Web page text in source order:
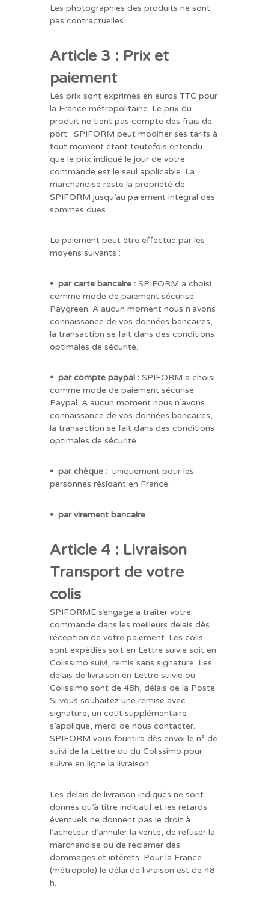
Les photographies des produits ne sont
pas contractuelles.
Article 3 : Prix et
paiement
Les prix sont exprimés en euros TTC pour
la France métropolitaine. Le prix du
produit ne tient pas compte des frais de
port. SPIFORM peut modifier ses tarifs à
tout moment étant toutefois entendu
que le prix indiqué le jour de votre
commande est le seul applicable. La
marchandise reste la propriété de
SPIFORM jusqu’au paiement intégral des
sommes dues.
Le paiement peut être effectué par les
moyens suivants :
• par carte bancaire :SPIFORM a choisi
comme mode de paiement sécurisé
Paygreen. A aucun moment nous n’avons
connaissance de vos données bancaires,
la transaction se fait dans des conditions
optimales de sécurité.
• par compte paypal :SPIFORM a choisi
comme mode de paiement sécurisé
Paypal. A aucun moment nous n’avons
connaissance de vos données bancaires,
la transaction se fait dans des conditions
optimales de sécurité.
• par chèque : uniquement pour les
personnes résidant en France.
• par virement bancaire
Article 4 : Livraison
Transport de votre
colis
SPIFORME s’engage à traiter votre
commande dans les meilleurs délais dès
réception de votre paiement. Les colis
sont expédiés soit en Lettre suivie soit en
Colissimo suivi, remis sans signature. Les
délais de livraison en Lettre suivie ou
Colissimo sont de 48h, délais de la Poste.
Si vous souhaitez une remise avec
signature, un coût supplémentaire
s’applique, merci de nous contacter.
SPIFORM vous fournira dès envoi le n° de
suivi de la Lettre ou du Colissimo pour
suivre en ligne la livraison .
Les délais de livraison indiqués ne sont
donnés qu’à titre indicatif et les retards
éventuels ne donnent pas le droit à
l’acheteur d’annuler la vente, de refuser la
marchandise ou de réclamer des
dommages et intérêts. Pour la France
(métropole) le délai de livraison est de 48
h.